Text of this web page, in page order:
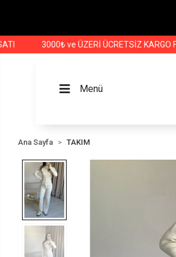
3000₺ ve ÜZERİ ÜCRETSİZ KARGO FIRSATI
Menü
Ana Sayfa TAKIM